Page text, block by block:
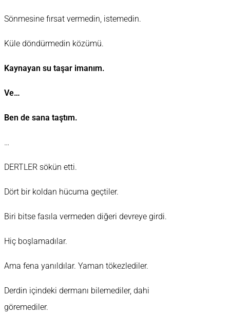
Sönmesine fırsat vermedin, istemedin.
Küle döndürmedin közümü.
Kaynayan su taşar imanım.
Ve…
Ben de sana taştım.
…
DERTLER sökün etti.
Dört bir koldan hücuma geçtiler.
Biri bitse fasıla vermeden diğeri devreye girdi.
Hiç boşlamadılar.
Ama fena yanıldılar. Yaman tökezlediler.
Derdin içindeki dermanı bilemediler, dahi
göremediler.